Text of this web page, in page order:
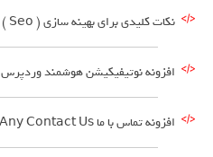
نکات کلیدی برای بهینه سازی ( Seo ) وب سایت شما به زبان ساده
افزونه نوتیفیکیشن هوشمند وردپرس Smart Notification
افزونه تماس با ما WordPress Any Contact Us وردپرس